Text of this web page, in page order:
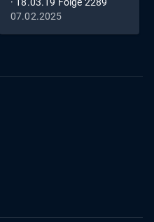
07.02.2025